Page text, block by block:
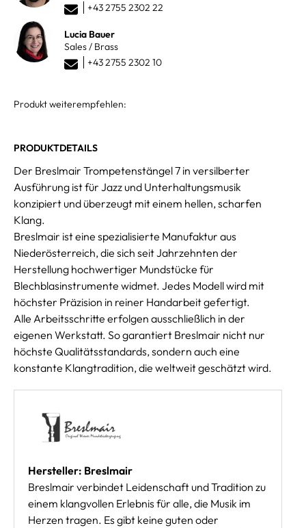
+43 2755 2302 22
Lucia Bauer
Sales / Brass
+43 2755 2302 10
Produkt weiterempfehlen:
PRODUKTDETAILS
Der Breslmair Trompetenstängel 7 in versilberter
Ausführung ist für Jazz und Unterhaltungsmusik
konzipiert und überzeugt mit einem hellen, scharfen
Klang.
Breslmair ist eine spezialisierte Manufaktur aus
Niederösterreich, die sich seit Jahrzehnten der
Herstellung hochwertiger Mundstücke für
Blechblasinstrumente widmet. Jedes Modell wird mit
höchster Präzision in reiner Handarbeit gefertigt.
Alle Arbeitsschritte erfolgen ausschließlich in der
eigenen Werkstatt. So garantiert Breslmair nicht nur
höchste Qualitätsstandards, sondern auch eine
konstante Klangtradition, die weltweit geschätzt wird.
Hersteller: Breslmair
Breslmair verbindet Leidenschaft und Tradition zu
einem klangvollen Erlebnis für alle, die Musik im
Herzen tragen. Es gibt keine guten oder